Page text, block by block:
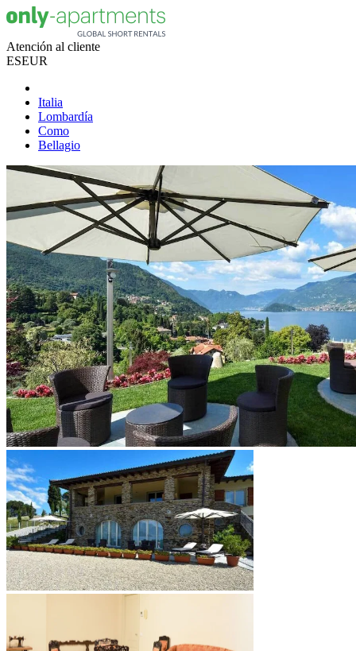
Atención al cliente
ESEUR
Italia
Lombardía
Como
Bellagio